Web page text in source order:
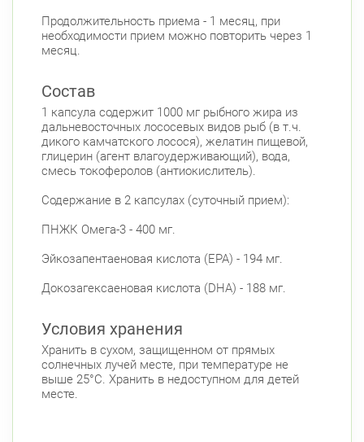
Продолжительность приема - 1 месяц, при
необходимости прием можно повторить через 1
месяц.
Состав
1 капсула содержит 1000 мг рыбного жира из
дальневосточных лососевых видов рыб (в т.ч.
дикого камчатского лосося), желатин пищевой,
глицерин (агент влагоудерживающий), вода,
смесь токоферолов (антиокислитель).
Содержание в 2 капсулах (суточный прием):
ПНЖК Омега-3 - 400 мг.
Эйкозапентаеновая кислота (EPA) - 194 мг.
Докозагексаеновая кислота (DHA) - 188 мг.
Условия хранения
Хранить в сухом, защищенном от прямых
солнечных лучей месте, при температуре не
выше 25°С. Хранить в недоступном для детей
месте.